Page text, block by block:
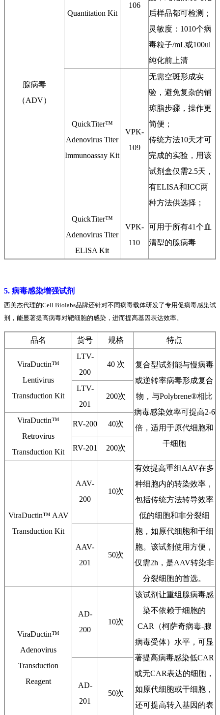
腺病毒
（ADV）
Quantitation Kit
106
后样品都可检测；
灵敏度：1010个病
毒粒子/mL或100ul
纯化前上清
QuickTiter™
Adenovirus Titer
Immunoassay Kit
VPK-
109
无需空斑形成实
验，避免复杂的铺
琼脂步骤，操作更
简便；
传统方法10天才可
完成的实验，用该
试剂盒仅需2.5天，
有ELISA和ICC两
种方法供选择；
QuickTiter™
Adenovirus Titer
ELISA Kit
VPK-
110
可用于所有41个血
清型的腺病毒
5. 病毒感染增强试剂
西美杰代理的Cell Biolabs品牌还针对不同病毒载体研发了专用促病毒感染试
剂，能显著提高病毒对靶细胞的感染，进而提高基因表达效率。
品名 货号 规格 特点
ViraDuctin™
Lentivirus
Transduction Kit
LTV-
200
40 次
复合型试剂能与慢病毒
或逆转率病毒形成复合
物，与Polybrene®相比
病毒感染效率可提高2-6
倍，适用于原代细胞和
干细胞
LTV-
201
200次
ViraDuctin™
Retrovirus
Transduction Kit
RV-200 40次
RV-201 200次
ViraDuctin™ AAV
Transduction Kit
AAV-
200
10次
有效提高重组AAV在多
种细胞内的转染效率，
包括传统方法转导效率
低的细胞和非分裂细
胞，如原代细胞和干细
胞。该试剂使用方便，
仅需2h，是AAV转染非
分裂细胞的首选。
AAV-
201
50次
ViraDuctin™
Adenovirus
Transduction
Reagent
AD-
200
10次
该试剂让重组腺病毒感
染不依赖于细胞的
CAR（柯萨奇病毒-腺
病毒受体）水平，可显
著提高病毒感染低CAR
或无CAR表达的细胞，
如原代细胞或干细胞，
还可提高转入基因的表
AD-
201
50次